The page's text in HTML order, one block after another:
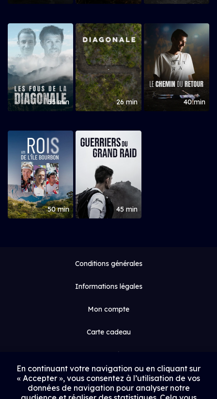
53 min 26 min 40 min
50 min 45 min
Conditions générales
Informations légales
Mon compte
Carte cadeau
Espace médias
Contact
En continuant votre navigation ou en cliquant sur
« Accepter », vous consentez à l’utilisation de vos
données de navigation pour analyser notre